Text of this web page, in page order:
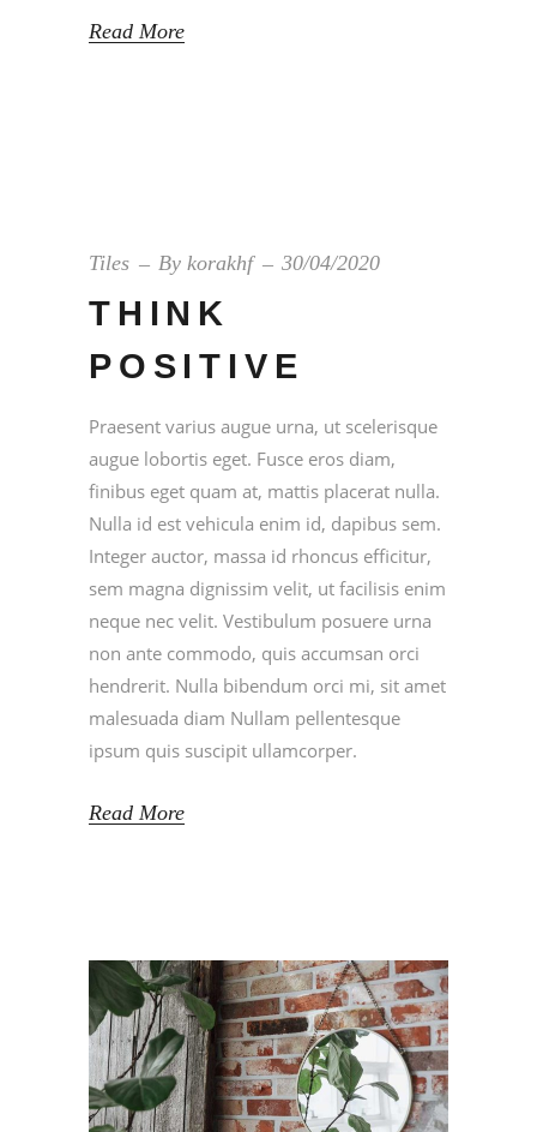
Read More
Tiles By korakhf 30/04/2020
THINK
POSITIVE
Praesent varius augue urna, ut scelerisque
augue lobortis eget. Fusce eros diam,
finibus eget quam at, mattis placerat nulla.
Nulla id est vehicula enim id, dapibus sem.
Integer auctor, massa id rhoncus efficitur,
sem magna dignissim velit, ut facilisis enim
neque nec velit. Vestibulum posuere urna
non ante commodo, quis accumsan orci
hendrerit. Nulla bibendum orci mi, sit amet
malesuada diam Nullam pellentesque
ipsum quis suscipit ullamcorper.
Read More